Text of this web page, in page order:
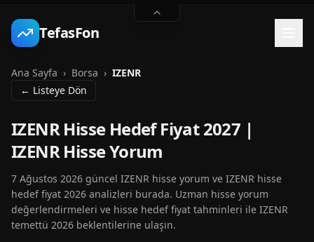
TefasFon
Ana Sayfa › Borsa › IZENR
← Listeye Dön
IZENR Hisse Hedef Fiyat 2027 |
IZENR Hisse Yorum
7 Ağustos 2026 güncel IZENR hisse yorum ve IZENR hisse
hedef fiyat 2026 analizleri burada. Uzman hisse yorum
değerlendirmeleri ve hisse hedef fiyat tahminleri ile IZENR
temettü 2026 beklentilerine ulaşın.